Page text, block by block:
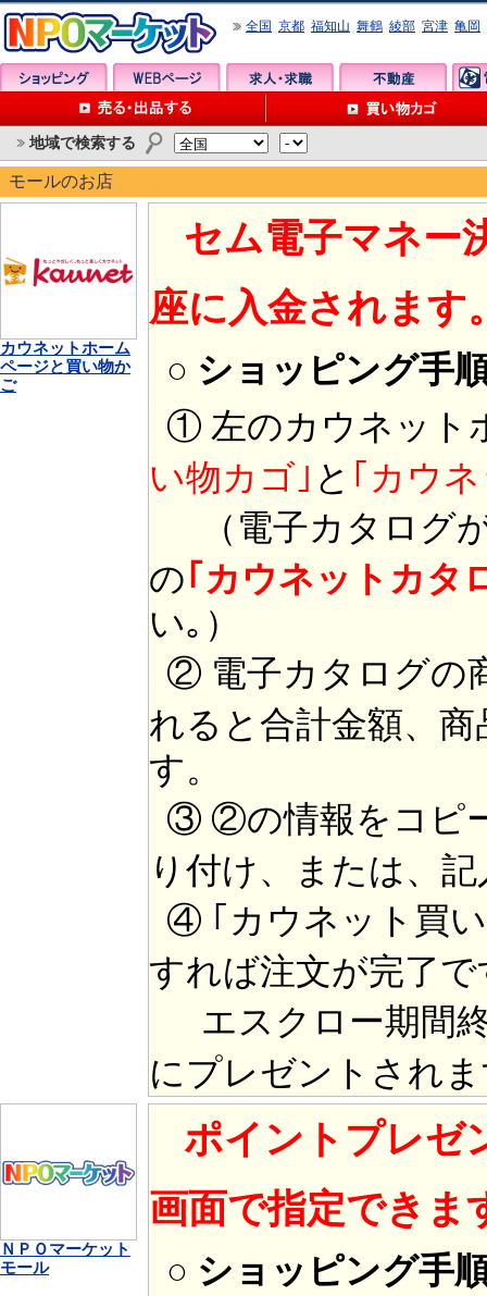
全国 京都 福知山 舞鶴 綾部 宮津 亀岡
地域で検索する
モールのお店
カウネットホーム
ページと買い物か
ご
セム電子マネー
座に入金されます
○ ショッピング手
① 左のカウネット
い物カゴ｣ と ｢カウ
（電子カタログ
の｢カウネットカタ
い｡）
② 電子カタログの
れると合計金額、
す。
③ ②の情報をコピ
り付け、または、
④ ｢カウネット買
すれば注文が完了で
エスクロー期間
にプレゼントされ
ＮＰＯマーケット
モール
ポイントプレゼ
画面で指定できま
○ ショッピング手